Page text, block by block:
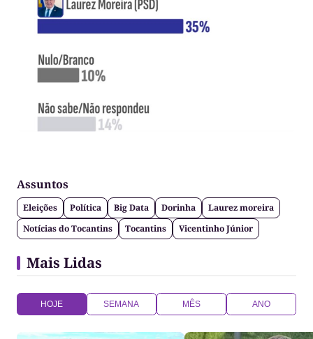
Assuntos
Eleições Política Big Data Dorinha
Laurez moreira
Notícias do Tocantins
Tocantins Vicentinho Júnior
Mais Lidas
HOJE SEMANA MÊS ANO